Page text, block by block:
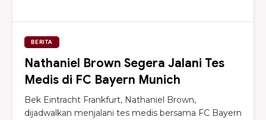
BERITA
Nathaniel Brown Segera Jalani Tes
Medis di FC Bayern Munich
Bek Eintracht Frankfurt, Nathaniel Brown,
dijadwalkan menjalani tes medis bersama FC Bayern